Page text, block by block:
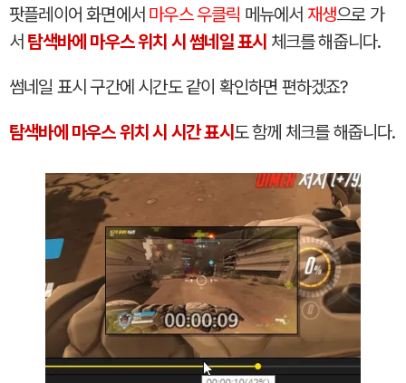
팟플레이어 화면에서 마우스 우클릭 메뉴에서 재생으로 가
서 탐색바에 마우스 위치 시 썸네일 표시 체크를 해줍니다.
썸네일 표시 구간에 시간도 같이 확인하면 편하겠죠?
탐색바에 마우스 위치 시 시간 표시도 함께 체크를 해줍니다.